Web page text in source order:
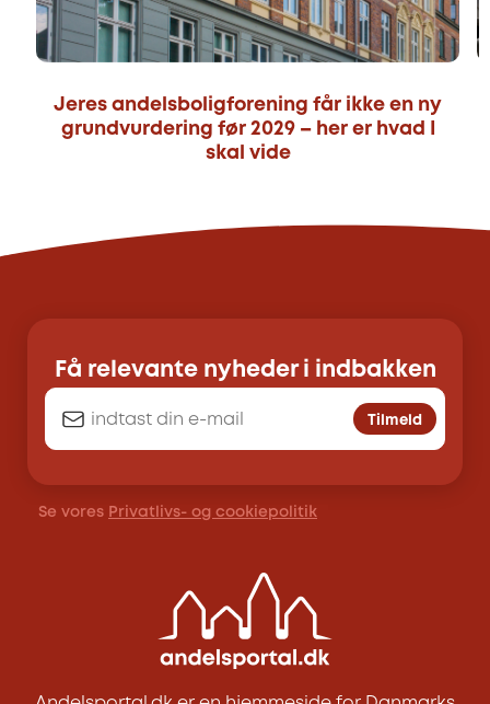
Jeres andelsboligforening får ikke en ny
grundvurdering før 2029 – her er hvad I
skal vide
Få relevante nyheder i indbakken
Tilmeld
Se vores Privatlivs- og cookiepolitik